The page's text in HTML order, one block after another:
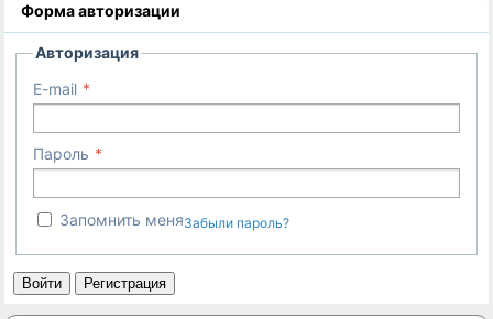
Форма авторизации
Авторизация
E-mail
Пароль
Запомнить меняЗабыли пароль?
Войти Регистрация